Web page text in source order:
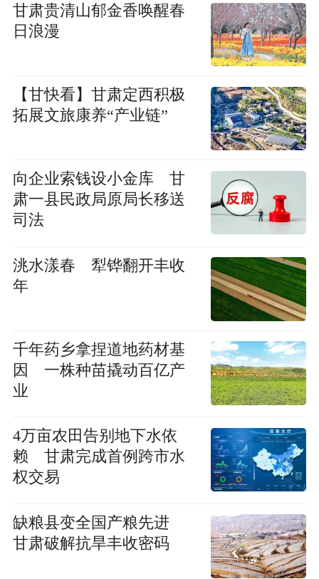
甘肃贵清山郁金香唤醒春
日浪漫
【甘快看】甘肃定西积极
拓展文旅康养“产业链”
向企业索钱设小金库 甘
肃一县民政局原局长移送
司法
洮水漾春 犁铧翻开丰收
年
千年药乡拿捏道地药材基
因 一株种苗撬动百亿产
业
4万亩农田告别地下水依
赖 甘肃完成首例跨市水
权交易
缺粮县变全国产粮先进
甘肃破解抗旱丰收密码